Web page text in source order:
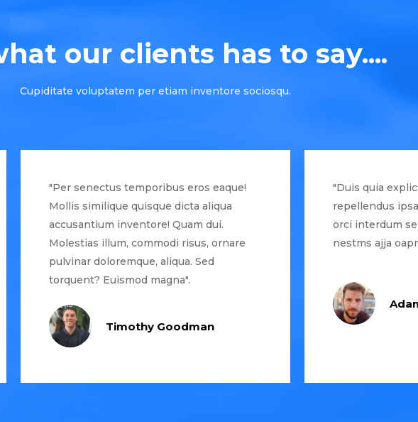
our clients has to say....
Cupiditate voluptatem per etiam inventore sociosqu.
"Per senectus temporibus eros eaque!
Mollis similique quisque dicta aliqua
accusantium inventore! Quam dui.
Molestias illum, commodi risus, ornare
pulvinar doloremque, aliqua. Sed
torquent? Euismod magna".
Timothy Goodman
"Duis quia
repellendus
orci interdum
nestms ajja